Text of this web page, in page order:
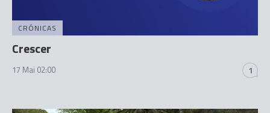
CRÓNICAS
Crescer
17 Mai 02:00 1